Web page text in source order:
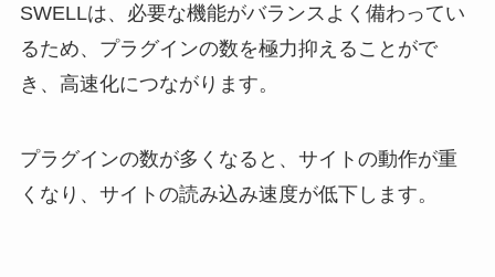
SWELLは、必要な機能がバランスよく備わってい
るため、プラグインの数を極力抑えることがで
き、高速化につながります。
プラグインの数が多くなると、サイトの動作が重
くなり、サイトの読み込み速度が低下します。